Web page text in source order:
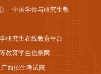
中国学位与研究生教
研究生在线教育平台
教育学生信息网
广西招生考试院